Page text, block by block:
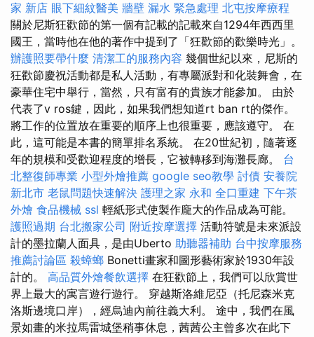
家 新店 眼下細紋醫美 牆壁 漏水 緊急處理 北屯按摩療程
關於尼斯狂歡節的第一個有記載的記載來自1294年西西里
國王，當時他在他的著作中提到了「狂歡節的歡樂時光」。
辦護照要帶什麼 清潔工的服務內容 幾個世紀以來，尼斯的
狂歡節慶祝活動都是私人活動，有專屬派對和化裝舞會，在
豪華住宅中舉行，當然，只有富有的貴族才能參加。 由於
代表了v ros鍵，因此，如果我們想知道rt ban rt的傑作。
將工作的位置放在重要的順序上也很重要，應該遵守。 在
此，這可能是本書的簡單排名系統。 在20世紀初，隨著逐
年的規模和受歡迎程度的增長，它被轉移到海灘長廊。 台
北整復師專業 小型外燴推薦 google seo教學 討債 安養院
新北市 老鼠問題快速解決 護理之家 永和 全口重建 下午茶
外燴 食品機械 ssl 輕紙形式使製作龐大的作品成為可能。
護照過期 台北搬家公司 附近按摩選擇 活動符號是未來派設
計的墨拉蘭人面具，是由Uberto 助聽器補助 台中按摩服務
推薦討論區 殺蟑螂 Bonetti畫家和圖形藝術家於1930年設
計的。 高品質外燴餐飲選擇 在狂歡節上，我們可以欣賞世
界上最大的寓言遊行遊行。 穿越斯洛維尼亞（托尼森米克
洛斯邊境口岸），經烏迪內前往義大利。 途中，我們在風
景如畫的米拉馬雷城堡稍事休息，茜茜公主曾多次在此下